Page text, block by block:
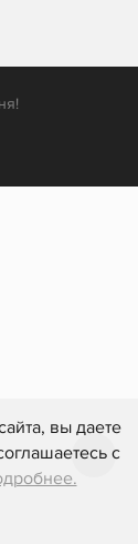
вы даете
с